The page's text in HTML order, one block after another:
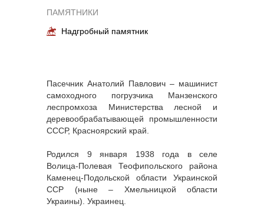
ПАМЯТНИКИ
Надгробный памятник
Пасечник Анатолий Павлович – машинист
самоходного погрузчика Манзенского
леспромхоза Министерства лесной и
деревообрабатывающей промышленности
СССР, Красноярский край.
Родился 9 января 1938 года в селе
Волица-Полевая Теофипольского района
Каменец-Подольской области Украинской
ССР (ныне – Хмельницкой области
Украины). Украинец.